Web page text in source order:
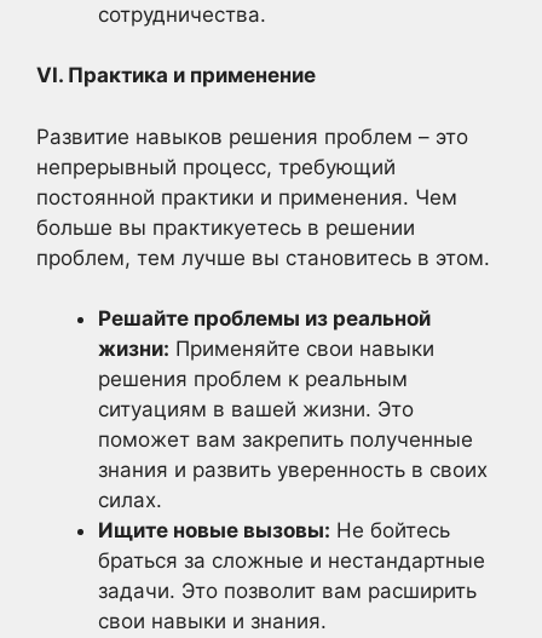
сотрудничества.
VI. Практика и применение
Развитие навыков решения проблем – это
непрерывный процесс, требующий
постоянной практики и применения. Чем
больше вы практикуетесь в решении
проблем, тем лучше вы становитесь в этом.
Решайте проблемы из реальной
жизни: Применяйте свои навыки
решения проблем к реальным
ситуациям в вашей жизни. Это
поможет вам закрепить полученные
знания и развить уверенность в своих
силах.
Ищите новые вызовы: Не бойтесь
браться за сложные и нестандартные
задачи. Это позволит вам расширить
свои навыки и знания.